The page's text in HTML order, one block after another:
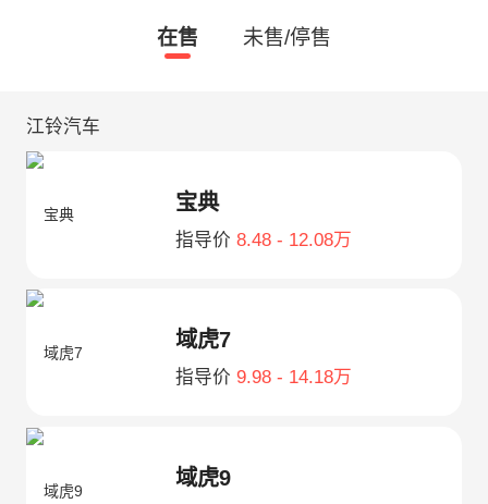
在售 未售/停售
江铃汽车
宝典
指导价 8.48 - 12.08万
域虎7
指导价 9.98 - 14.18万
域虎9